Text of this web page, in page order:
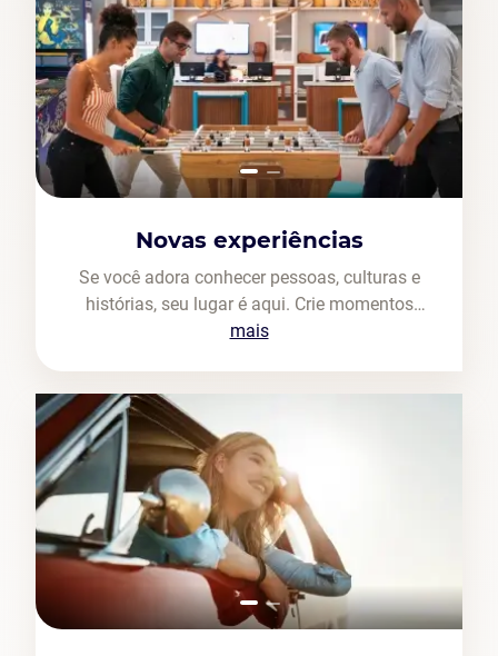
Novas experiências
Se você adora conhecer pessoas, culturas e
histórias, seu lugar é aqui. Crie momentos
inesquecíveis a partir da vivência
mais